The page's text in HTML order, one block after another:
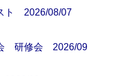
ト 2026/08/07
会 研修会 2026/09